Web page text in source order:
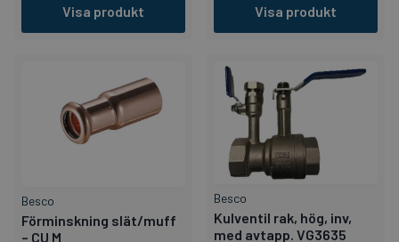
Visa produkt Visa produkt
Besco
Förminskning slät/muff
– CU M
Besco
Kulventil rak, hög, inv,
med avtapp. VG3635